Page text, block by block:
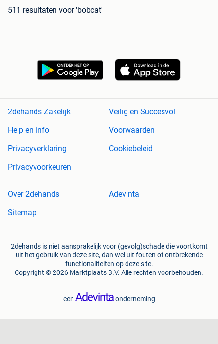
511 resultaten voor 'bobcat'
2dehands Zakelijk
Veilig en Succesvol
Help en info
Voorwaarden
Privacyverklaring
Cookiebeleid
Privacyvoorkeuren
Over 2dehands
Adevinta
Sitemap
2dehands is niet aansprakelijk voor (gevolg)schade die voortkomt
uit het gebruik van deze site, dan wel uit fouten of ontbrekende
functionaliteiten op deze site.
Copyright © 2026 Marktplaats B.V. Alle rechten voorbehouden.
een onderneming